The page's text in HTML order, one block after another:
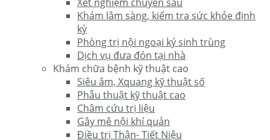
Khám lâm sàng, kiểm tra sức khỏe định
kỳ
Phòng trị nội ngoại ký sinh trùng
Dịch vụ đưa đón tại nhà
Khám chữa bệnh kỹ thuật cao
Siêu âm, Xquang kỹ thuật số
Phẫu thuật kỹ thuật cao
Châm cứu trị liệu
Gây mê nội khí quản
Điều trị Thận- Tiết Niệu